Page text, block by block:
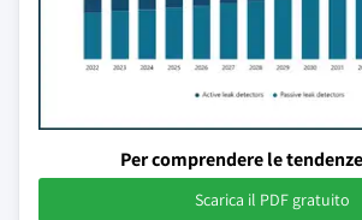
Per comprendere le
Scarica il PDF gratuito